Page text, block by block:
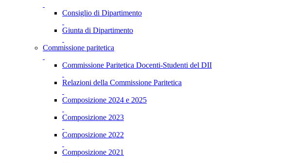
Consiglio di Dipartimento
Giunta di Dipartimento
Commissione paritetica
Commissione Paritetica Docenti-Studenti del DII
Relazioni della Commissione Paritetica
Composizione 2024 e 2025
Composizione 2023
Composizione 2022
Composizione 2021